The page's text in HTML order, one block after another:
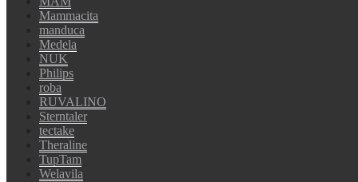
Mammacita
manduca
Medela
NUK
Philips
roba
RUVALINO
Sterntaler
tectake
Theraline
TupTam
Welavila